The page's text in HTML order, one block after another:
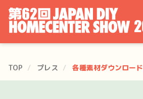
TOP プレス 各種素材ダウンロード